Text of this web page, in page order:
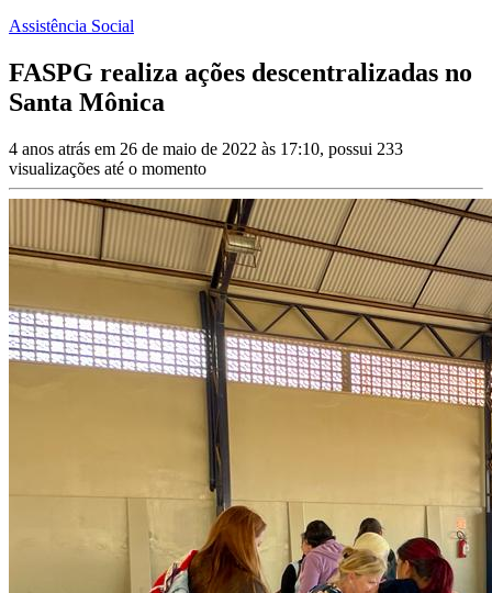
Assistência Social
FASPG realiza ações descentralizadas no
Santa Mônica
4 anos atrás em 26 de maio de 2022 às 17:10, possui 233
visualizações até o momento